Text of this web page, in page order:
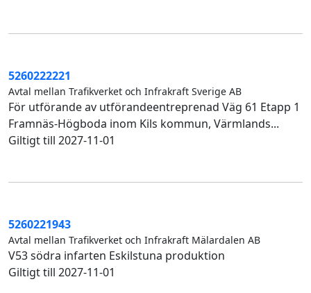
5260222221
Avtal mellan Trafikverket och Infrakraft Sverige AB
För utförande av utförandeentreprenad Väg 61 Etapp 1
Framnäs-Högboda inom Kils kommun, Värmlands...
Giltigt till 2027-11-01
5260221943
Avtal mellan Trafikverket och Infrakraft Mälardalen AB
V53 södra infarten Eskilstuna produktion
Giltigt till 2027-11-01